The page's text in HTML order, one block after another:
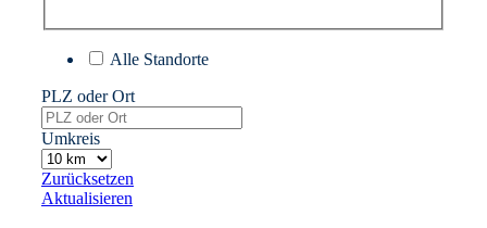
Alle Standorte
PLZ oder Ort
Umkreis
Zurücksetzen
Aktualisieren